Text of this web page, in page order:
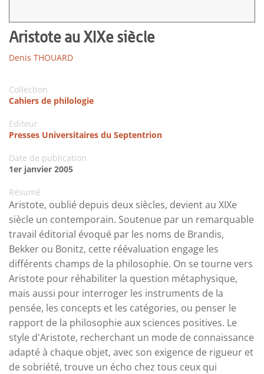
Aristote au XIXe siècle
Denis THOUARD
Collection
Cahiers de philologie
Editeur
Presses Universitaires du Septentrion
Date de publication
1er janvier 2005
Résumé
Aristote, oublié depuis deux siècles, devient au XIXe
siècle un contemporain. Soutenue par un remarquable
travail éditorial évoqué par les noms de Brandis,
Bekker ou Bonitz, cette réévaluation engage les
différents champs de la philosophie. On se tourne vers
Aristote pour réhabiliter la question métaphysique,
mais aussi pour interroger les instruments de la
pensée, les concepts et les catégories, ou penser le
rapport de la philosophie aux sciences positives. Le
style d'Aristote, recherchant un mode de connaissance
adapté à chaque objet, avec son exigence de rigueur et
de sobriété, trouve un écho chez tous ceux qui